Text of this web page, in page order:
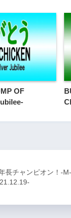
OF
長チャンピオン！-